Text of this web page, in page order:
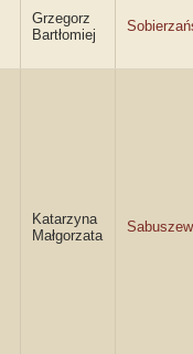
Grzegorz
Bartłomiej
Katarzyna
Małgorzata